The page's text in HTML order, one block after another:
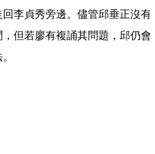
李貞秀旁邊。儘管邱垂正沒有
但若廖有複誦其問題，邱仍會